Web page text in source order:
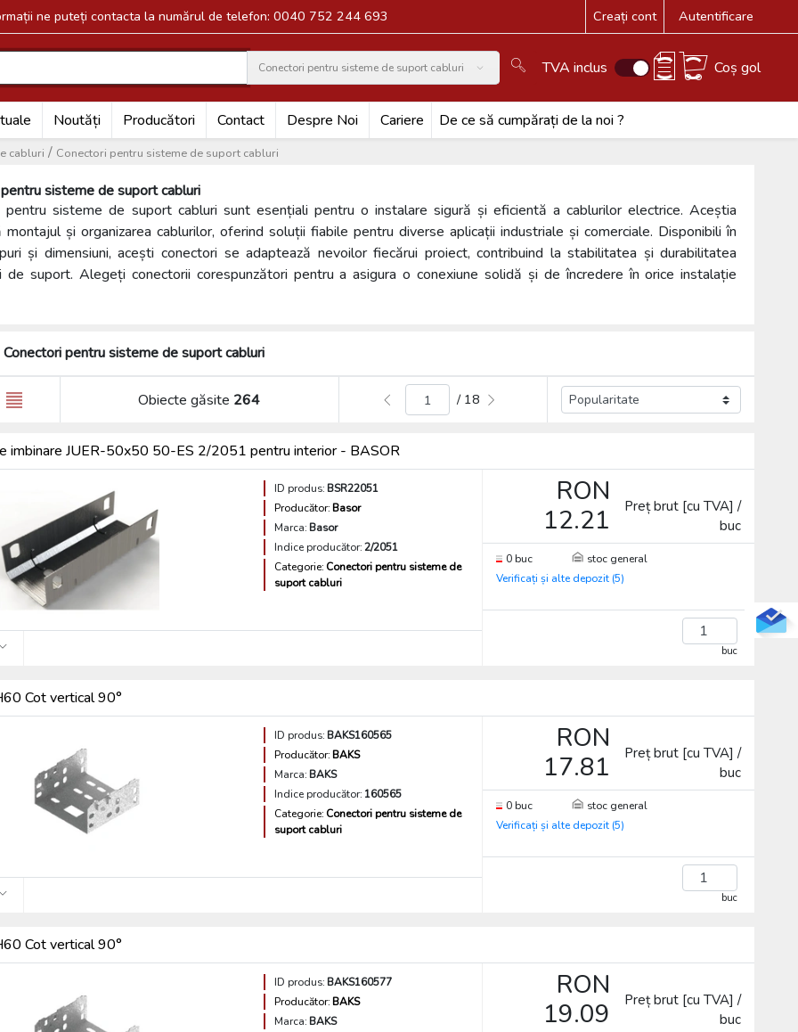
ne puteți contacta la numărul de telefon: 0040 752 244 693 Creați cont Autentificare
Conectori pentru sisteme de suport cabluri
Search TVA inclus Coș gol
Noutăți Producători Contact Despre Noi Cariere De ce să cumpărați de la noi ?
Conectori pentru sisteme de suport cabluri
/
cabluri
sisteme de suport cabluri
pentru sisteme de suport cabluri sunt esențiali pentru o instalare sigură și eficientă a cablurilor electrice. Aceștia
montajul și organizarea cablurilor, oferind soluții fiabile pentru diverse aplicații industriale și comerciale. Disponibili în
și dimensiuni, acești conectori se adaptează nevoilor fiecărui proiect, contribuind la stabilitatea și durabilitatea
de suport. Alegeți conectorii corespunzători pentru a asigura o conexiune solidă și de încredere în orice instalație
Conectori pentru sisteme de suport cabluri
Obiecte găsite 264 / 18
imbinare JUER-50x50 50-ES 2/2051 pentru interior - BASOR
ID produs: BSR22051
Producător: Basor
Marca: Basor
Indice producător: 2/2051
Categorie: Conectori pentru sisteme de
suport cabluri
RON
12.21
Preț brut [cu TVA] /
buc
0 buc
stoc general
Verificați și alte depozit (5)
buc
Cot vertical 90°
ID produs: BAKS160565
Producător: BAKS
Marca: BAKS
Indice producător: 160565
Categorie: Conectori pentru sisteme de
suport cabluri
RON
17.81
Preț brut [cu TVA] /
buc
0 buc
stoc general
Verificați și alte depozit (5)
buc
Cot vertical 90°
ID produs: BAKS160577
Producător: BAKS
Marca: BAKS
RON
19.09
Preț brut [cu TVA] /
buc